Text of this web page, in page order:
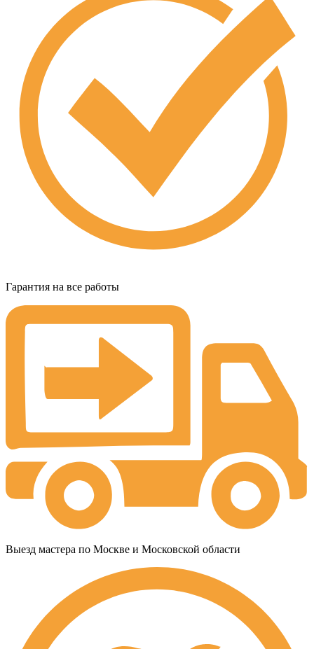
Гарантия на все работы
Выезд мастера по Москве и Московской области